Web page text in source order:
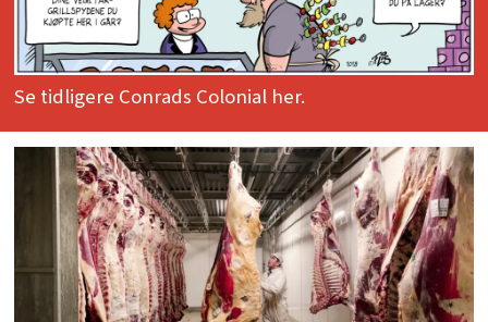
Se tidligere Conrads Colonial her.